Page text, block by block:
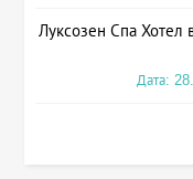
Луксозен Спа Хотел
Дата: